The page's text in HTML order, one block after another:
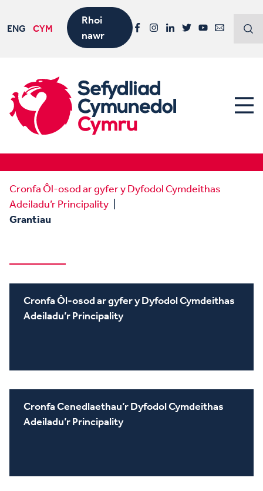
ENG CYM
Rhoi
nawr
Cronfa Ôl-osod ar gyfer y Dyfodol Cymdeithas
Adeiladu’r Principality
Grantiau
Cronfa Ôl-osod ar gyfer y Dyfodol Cymdeithas
Adeiladu’r Principality
Cronfa Cenedlaethau’r Dyfodol Cymdeithas
Adeiladu’r Principality